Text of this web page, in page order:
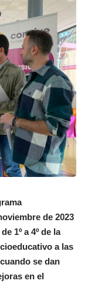
de 2023
1º a 4º de la
a las
se dan
en el